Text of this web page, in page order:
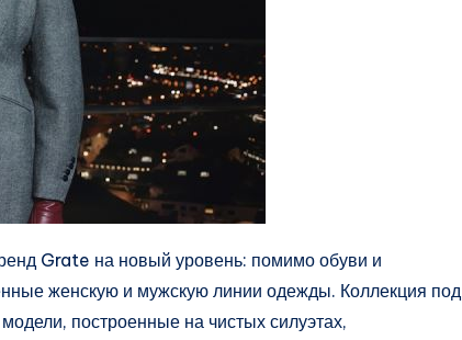
Grate на новый уровень: помимо обуви и
женскую и мужскую линии одежды. Коллекция под
построенные на чистых силуэтах,